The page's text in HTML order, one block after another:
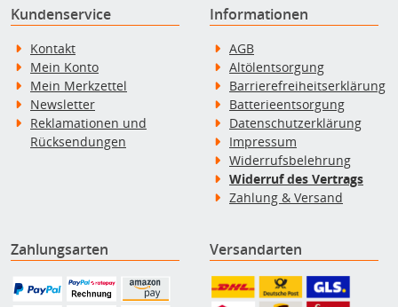
Kundenservice
Kontakt
Mein Konto
Mein Merkzettel
Newsletter
Reklamationen und
Rücksendungen
Informationen
AGB
Altölentsorgung
Barrierefreiheitserklärung
Batterieentsorgung
Datenschutzerklärung
Impressum
Widerrufsbelehrung
Widerruf des Vertrags
Zahlung & Versand
Zahlungsarten Versandarten